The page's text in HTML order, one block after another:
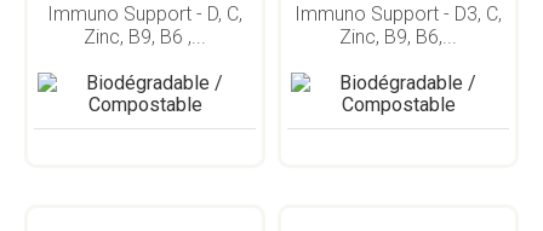
Immuno Support - D, C,
Zinc, B9, B6 ,...
Immuno Support - D3, C,
Zinc, B9, B6,...